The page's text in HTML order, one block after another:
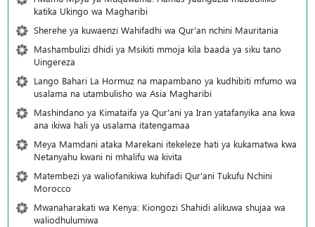
katika Ukingo wa Magharibi
Sherehe ya kuwaenzi Wahifadhi wa Qur'an nchini Mauritania
Mashambulizi dhidi ya Msikiti mmoja kila baada ya siku tano
Uingereza
Lango Bahari La Hormuz na mapambano ya kudhibiti mfumo wa
usalama na utambulisho wa Asia Magharibi
Mashindano ya Kimataifa ya Qur'ani ya Iran yatafanyika ana kwa
ana ikiwa hali ya usalama itatengamaa
Meya Mamdani ataka Marekani itekeleze hati ya kukamatwa kwa
Netanyahu kwani ni mhalifu wa kivita
Matembezi ya waliofanikiwa kuhifadi Qur'ani Tukufu Nchini
Morocco
Mwanaharakati wa Kenya: Kiongozi Shahidi alikuwa shujaa wa
waliodhulumiwa